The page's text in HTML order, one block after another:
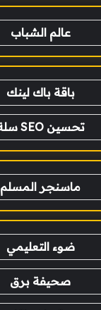
عالم الشباب
باقة باك لينك
تحسين SEO سلة
ماسنجر المسلم
ضوء التعليمي
صحيفة برق